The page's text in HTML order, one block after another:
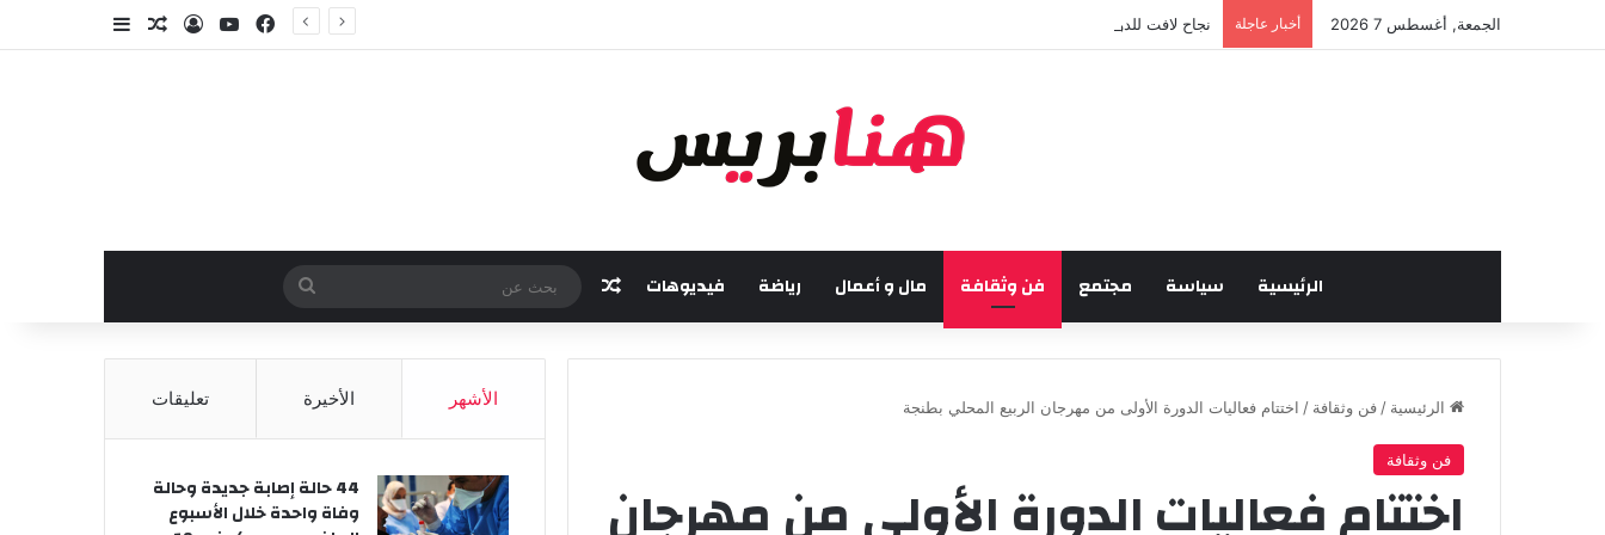
الجمعة, أغسطس 7 2026 أخبار عاجلة نجاح لافت للدورة الخامسة من مهرجان “تيم آر تي” في تامسنا احتفاء بعيد العرش المجيد فيسبوك‫YouTubeتسجيل الدخول
مقال عشوائي
الرئيسية سياسة مجتمع فن وثقافة مال و أعمال رياضة فيديوهات مقال عشوائي
عن
الرئيسية / فن وثقافة / اختتام فعاليات الدورة الأولى من مهرجان الربيع المحلي بطنجة
فن وثقافة
اختتام فعاليات الدورة الأولى من مهرجان
الأشهر الأخيرة تعليقات
44 حالة إصابة جديدة وحالة
وفاة واحدة خلال الأسبوع